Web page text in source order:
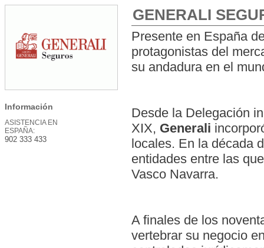
Información
ASISTENCIA EN
ESPAÑA:
902 333 433
GENERALI
Presente en España
protagonistas del
su andadura en el
Desde la Delegación
XIX, Generali
locales. En la década
entidades entre las
Vasco Navarra.
A finales de los
vertebrar su negocio